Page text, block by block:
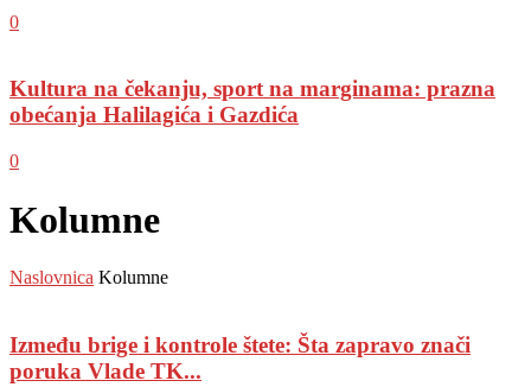
0
Kultura na čekanju, sport na marginama: prazna
obećanja Halilagića i Gazdića
0
Kolumne
Naslovnica Kolumne
Između brige i kontrole štete: Šta zapravo znači
poruka Vlade TK...